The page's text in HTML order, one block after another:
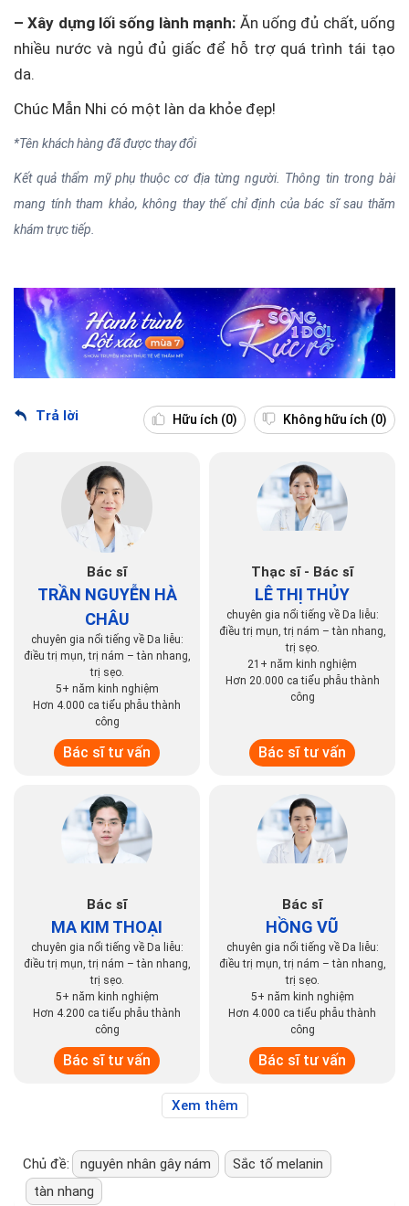
– Xây dựng lối sống lành mạnh: Ăn uống đủ chất, uống
nhiều nước và ngủ đủ giấc để hỗ trợ quá trình tái tạo
da.
Chúc Mẫn Nhi có một làn da khỏe đẹp!
*Tên khách hàng đã được thay đổi
Kết quả thẩm mỹ phụ thuộc cơ địa từng người. Thông tin trong bài
mang tính tham khảo, không thay thế chỉ định của bác sĩ sau thăm
khám trực tiếp.
Trả lời Hữu ích (0) Không hữu ích (0)
Bác sĩ
TRẦN NGUYỄN HÀ
CHÂU
chuyên gia nổi tiếng về Da liễu:
điều trị mụn, trị nám – tàn nhang,
trị sẹo.
5+ năm kinh nghiệm
Hơn 4.000 ca tiểu phẫu thành
công
Bác sĩ tư vấn
Thạc sĩ - Bác sĩ
LÊ THỊ THỦY
chuyên gia nổi tiếng về Da liễu:
điều trị mụn, trị nám – tàn nhang,
trị sẹo.
21+ năm kinh nghiệm
Hơn 20.000 ca tiểu phẫu thành
công
Bác sĩ tư vấn
Bác sĩ
MA KIM THOẠI
chuyên gia nổi tiếng về Da liễu:
điều trị mụn, trị nám – tàn nhang,
trị sẹo.
5+ năm kinh nghiệm
Hơn 4.200 ca tiểu phẫu thành
công
Bác sĩ tư vấn
Bác sĩ
HỒNG VŨ
chuyên gia nổi tiếng về Da liễu:
điều trị mụn, trị nám – tàn nhang,
trị sẹo.
5+ năm kinh nghiệm
Hơn 4.000 ca tiểu phẫu thành
công
Bác sĩ tư vấn
Xem thêm
Chủ đề: nguyên nhân gây nám
Sắc tố melanin
tàn nhang